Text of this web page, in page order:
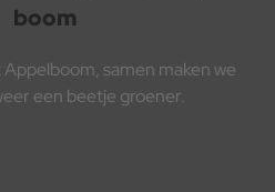
boom
samen maken we
een beetje groener.